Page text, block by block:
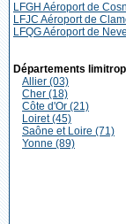
LFGH Aéroport de
LFJC Aéroport de
LFQG Aéroport de
Départements
Allier (03)
Cher (18)
Côte d'Or (21)
Loiret (45)
Saône et Loire (71)
Yonne (89)